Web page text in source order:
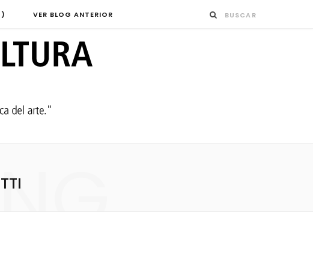
VER BLOG ANTERIOR